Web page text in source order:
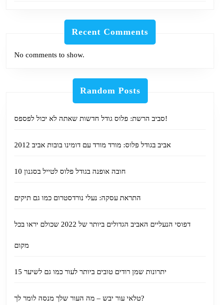
Recent Comments
No comments to show.
Random Posts
סביב הרשת: פלוס גודל חדשות שאתה לא יכול לפספס!
אביב בגודל פלוס: מורד מורד עם דומינו בובות אביב 2012
10 חובה אופנה בגודל פלוס לטייל בסגנון
התראת עסקה: נעלי נורדסטרום כמו גם תיקים
דפוסי הנעליים האביב הגדולים ביותר של 2022 שכולם יראו בכל
מקום
15 יתרונות שמן רודים טובים ביותר לעור כמו גם לשיער
טלאי עור יבש – מה העור שלך מנסה לומר לך?